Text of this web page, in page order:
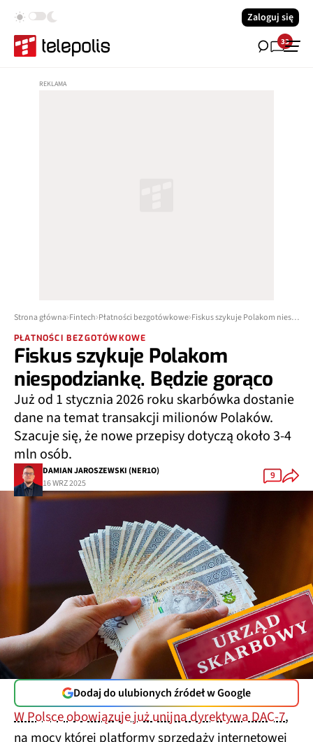
Zaloguj się
33
Strona główna Fintech Płatności bezgotówkowe Fiskus szykuje Polakom niespodziankę. Będzie gorąco
PŁATNOŚCI BEZGOTÓWKOWE
Fiskus szykuje Polakom
niespodziankę. Będzie gorąco
Już od 1 stycznia 2026 roku skarbówka dostanie
dane na temat transakcji milionów Polaków.
Szacuje się, że nowe przepisy dotyczą około 3-4
mln osób.
DAMIAN JAROSZEWSKI (NER1O)
16 WRZ 2025
9
Dodaj do ulubionych źródeł w Google
W Polsce obowiązuje już unijna dyrektywa DAC-7,
na mocy której platformy sprzedaży internetowej